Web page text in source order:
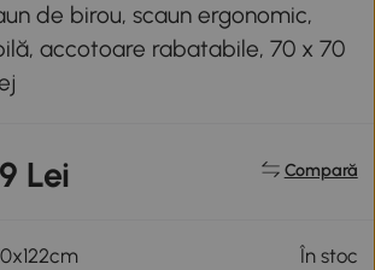
de birou, scaun ergonomic,
accotoare rabatabile, 70 x 70
Lei Compară
În stoc